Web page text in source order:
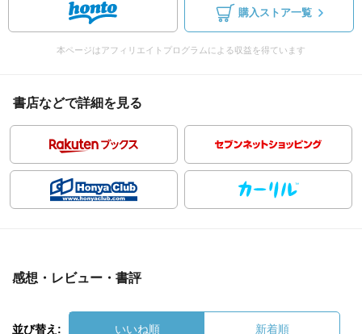
購入ストア一覧
本ページはアフィリエイトプログラムによる収益を得ています
書店などで詳細を見る
感想・レビュー・書評
並び替え: いいね順 新着順